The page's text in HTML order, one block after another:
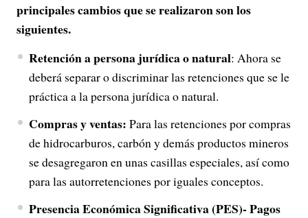
principales cambios que se realizaron son los
siguientes.
Retención a persona jurídica o natural: Ahora se
deberá separar o discriminar las retenciones que se le
práctica a la persona jurídica o natural.
Compras y ventas: Para las retenciones por compras
de hidrocarburos, carbón y demás productos mineros
se desagregaron en unas casillas especiales, así como
para las autorretenciones por iguales conceptos.
Presencia Económica Significativa (PES)- Pagos